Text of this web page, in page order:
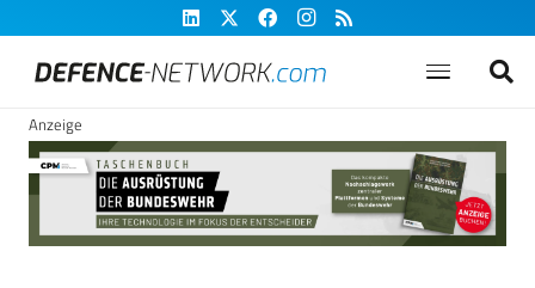
Anzeige